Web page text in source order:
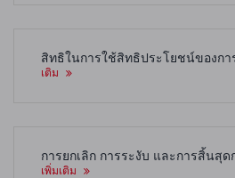
สิทธิในการใช้สิทธิประโยชน์ของกา
เติม
การยกเลิก การระงับ และการสิ้นสุ
เพิ่มเติม